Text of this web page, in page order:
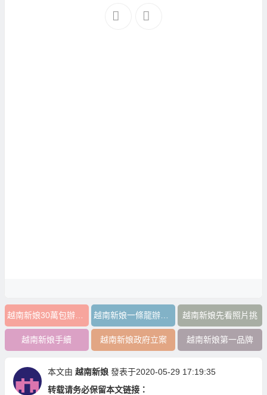
越南新娘30萬包辦到好 越南新娘先看照片挑
越南新娘手續 越南新娘政府立案 越南新娘第一品牌
本文由 越南新娘 發表于2020-05-29 17:19:35
转载请务必保留本文链接：